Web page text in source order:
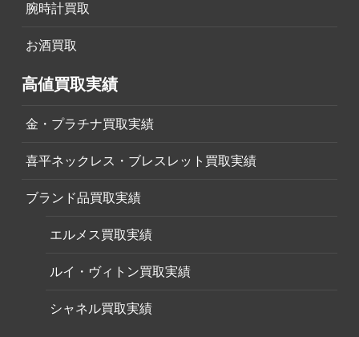
腕時計買取
お酒買取
高値買取実績
金・プラチナ買取実績
喜平ネックレス・ブレスレット買取実績
ブランド品買取実績
エルメス買取実績
ルイ・ヴィトン買取実績
シャネル買取実績